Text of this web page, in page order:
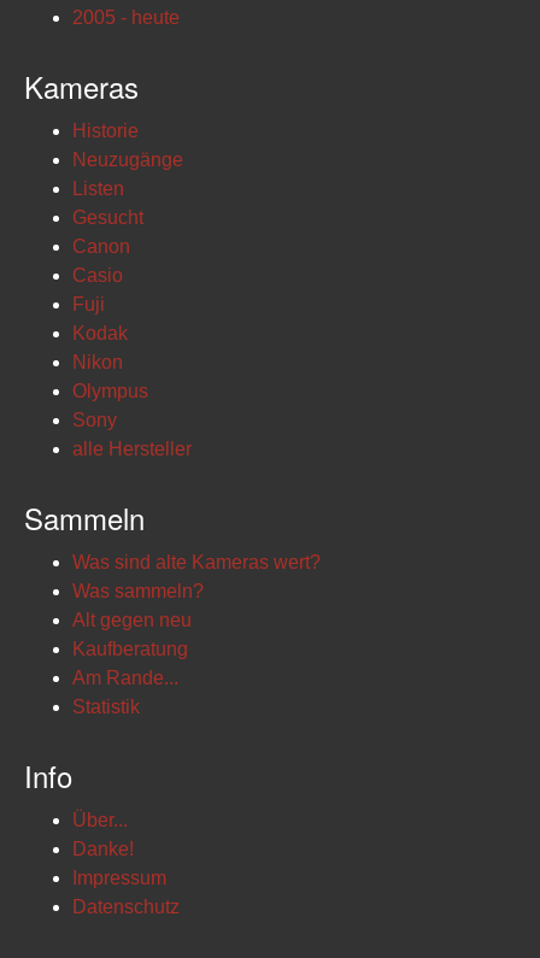
2005 - heute
Kameras
Historie
Neuzugänge
Listen
Gesucht
Canon
Casio
Fuji
Kodak
Nikon
Olympus
Sony
alle Hersteller
Sammeln
Was sind alte Kameras wert?
Was sammeln?
Alt gegen neu
Kaufberatung
Am Rande...
Statistik
Info
Über...
Danke!
Impressum
Datenschutz